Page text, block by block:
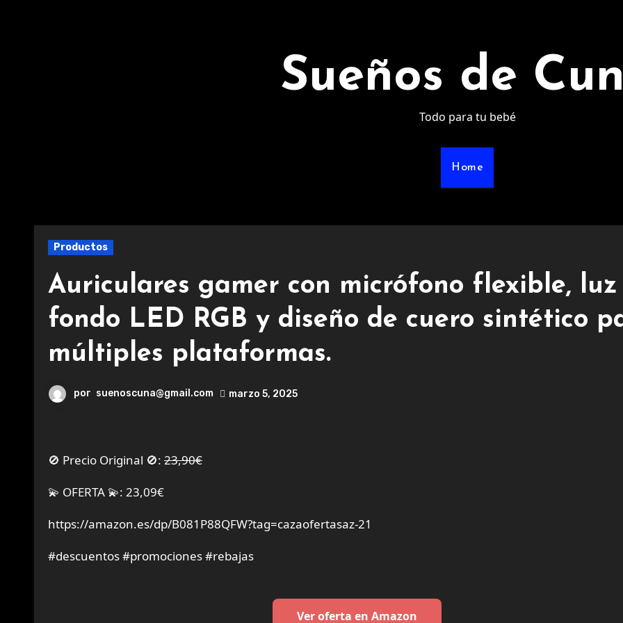
Sueños de
Todo para tu bebé
Home
Productos
Auriculares gamer con micrófono flexible, luz
fondo LED RGB y diseño de cuero sintético
múltiples plataformas.
por suenoscuna@gmail.com marzo 5, 2025
🚫 Precio Original 🚫: 23,90€
💫 OFERTA 💫: 23,09€
https://amazon.es/dp/B081P88QFW?tag=cazaofertasaz-21
#descuentos #promociones #rebajas
Ver oferta en Amazon